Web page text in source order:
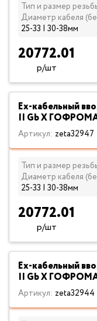
Тип и размер
Диаметр кабеля
25-33 | 30-38мм
20772.01
р/шт
Ех-кабельный
II Gb X
Артикул: zeta32947
Тип и размер
Диаметр кабеля
25-33 | 30-38мм
20772.01
р/шт
Ех-кабельный
II Gb X
Артикул: zeta32944